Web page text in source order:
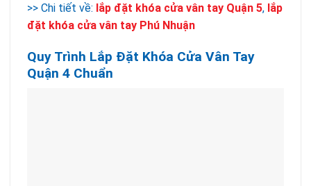
>> Chi tiết về: lắp đặt khóa cửa vân tay Quận 5, lắp
đặt khóa cửa vân tay Phú Nhuận
Quy Trình Lắp Đặt Khóa Cửa Vân Tay
Quận 4 Chuẩn